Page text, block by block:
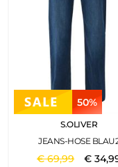
50%
S.OLIVER
JEANS-HOSE
€69,99 €34,